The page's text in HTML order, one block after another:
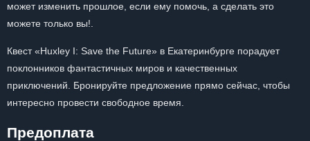
может изменить прошлое, если ему помочь, а сделать это
можете только вы!.
Квест «Huxley I: Save the Future» в Екатеринбурге порадует
поклонников фантастичных миров и качественных
приключений. Бронируйте предложение прямо сейчас, чтобы
интересно провести свободное время.
Предоплата